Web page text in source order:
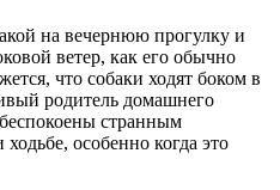
на вечернюю прогулку и
ветер, как его обычно
что собаки ходят боком в
родитель домашнего
странным
особенно когда это